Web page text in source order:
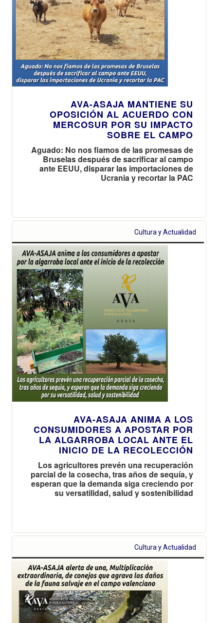
AVA-ASAJA MANTIENE SU
OPOSICIÓN AL ACUERDO CON
MERCOSUR POR SU IMPACTO
SOBRE EL CAMPO
Aguado: No nos fiamos de las promesas de
Bruselas después de sacrificar al campo
ante EEUU, disparar las importaciones de
Ucrania y recortar la PAC
Cultura y Actualidad
AVA-ASAJA ANIMA A LOS
CONSUMIDORES A APOSTAR POR
LA ALGARROBA LOCAL ANTE EL
INICIO DE LA RECOLECCIÓN
Los agricultores prevén una recuperación
parcial de la cosecha, tras años de sequía, y
esperan que la demanda siga creciendo por
su versatilidad, salud y sostenibilidad
Cultura y Actualidad